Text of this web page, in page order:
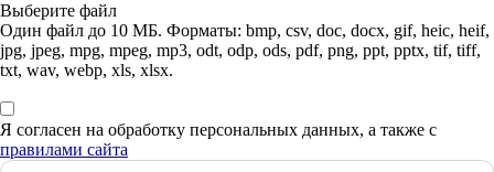
Выберите файл
Один файл до 10 МБ. Форматы: bmp, csv, doc, docx, gif, heic, heif,
jpg, jpeg, mpg, mpeg, mp3, odt, odp, ods, pdf, png, ppt, pptx, tif, tiff,
txt, wav, webp, xls, xlsx.
Я согласен на обработку персональных данных, а также с
правилами сайта